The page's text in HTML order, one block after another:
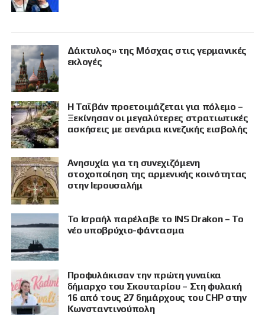
Δάκτυλος» της Μόσχας στις γερμανικές
εκλογές
Η Ταϊβάν προετοιμάζεται για πόλεμο –
Ξεκίνησαν οι μεγαλύτερες στρατιωτικές
ασκήσεις με σενάρια κινεζικής εισβολής
Ανησυχία για τη συνεχιζόμενη
στοχοποίηση της αρμενικής κοινότητας
στην Ιερουσαλήμ
Το Ισραήλ παρέλαβε το INS Drakon – Το
νέο υποβρύχιο-φάντασμα
Προφυλάκισαν την πρώτη γυναίκα
δήμαρχο του Σκουταρίου – Στη φυλακή
16 από τους 27 δημάρχους του CHP στην
Κωνσταντινούπολη